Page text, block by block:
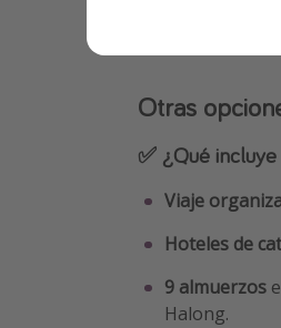
Otras
✅ ¿Qué
Viaje
Hoteles de
9 almuerzos
Halong.